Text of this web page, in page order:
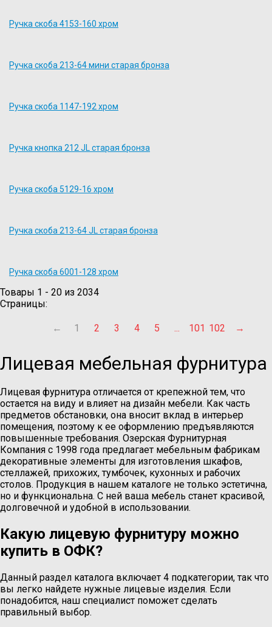
Ручка скоба 4153-160 хром
Ручка скоба 213-64 мини старая бронза
Ручка скоба 1147-192 хром
Ручка кнопка 212 JL старая бронза
Ручка скоба 5129-16 хром
Ручка скоба 213-64 JL старая бронза
Ручка скоба 6001-128 хром
Товары 1 - 20 из 2034
Страницы:
← 1 2 3 4 5 ... 101 102 →
Лицевая мебельная фурнитура
Лицевая фурнитура отличается от крепежной тем, что
остается на виду и влияет на дизайн мебели. Как часть
предметов обстановки, она вносит вклад в интерьер
помещения, поэтому к ее оформлению предъявляются
повышенные требования. Озерская Фурнитурная
Компания с 1998 года предлагает мебельным фабрикам
декоративные элементы для изготовления шкафов,
стеллажей, прихожих, тумбочек, кухонных и рабочих
столов. Продукция в нашем каталоге не только эстетична,
но и функциональна. С ней ваша мебель станет красивой,
долговечной и удобной в использовании.
Какую лицевую фурнитуру можно
купить в ОФК?
Данный раздел каталога включает 4 подкатегории, так что
вы легко найдете нужные лицевые изделия. Если
понадобится, наш специалист поможет сделать
правильный выбор.